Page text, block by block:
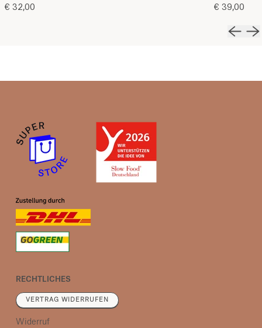
€ 32,00 € 39,00
RECHTLICHES
VERTRAG WIDERRUFEN
Widerruf